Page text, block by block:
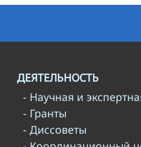
ДЕЯТЕЛЬНОСТЬ
- Научная и
- Гранты
- Диссоветы